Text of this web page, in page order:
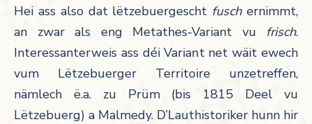
Hei ass also dat lëtzebuergescht fuschernimmt,
an zwar als eng Metathes-Variant vu frisch.
Interessanterweis ass déi Variant net wäit ewech
vum Lëtzebuerger Territoire unzetreffen,
nämlech ë.a. zu Prüm (bis 1815 Deel vu
Lëtzebuerg) a Malmedy. D’Lauthistoriker hunn hir